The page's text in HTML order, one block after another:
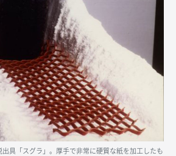
具「スグラ」。厚手で非常に硬質な紙を加工したも